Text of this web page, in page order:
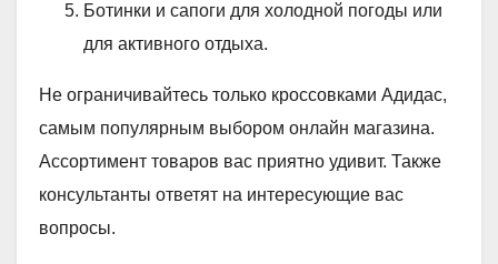
Ботинки и сапоги для холодной погоды или
для активного отдыха.
Не ограничивайтесь только кроссовками Адидас,
самым популярным выбором онлайн магазина.
Ассортимент товаров вас приятно удивит. Также
консультанты ответят на интересующие вас
вопросы.